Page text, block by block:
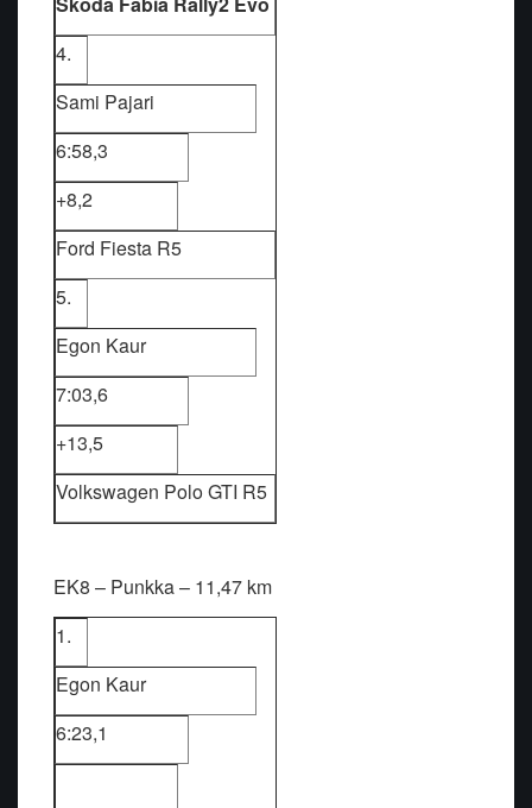
4.
Sami Pajari
6:58,3
+8,2
Ford Fiesta R5
5.
Egon Kaur
7:03,6
+13,5
Volkswagen Polo GTI R5
EK8 – Punkka – 11,47 km
1.
Egon Kaur
6:23,1